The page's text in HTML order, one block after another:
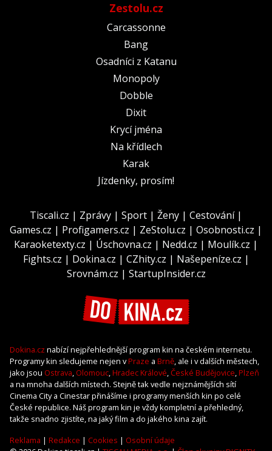
Zestolu.cz
Carcassonne
Bang
Osadníci z Katanu
Monopoly
Dobble
Dixit
Krycí jména
Na křídlech
Karak
Jízdenky, prosím!
Tiscali.cz | Zprávy | Sport | Ženy | Cestování|
Games.cz | Profigamers.cz | ZeStolu.cz | Osobnosti.cz |
Karaoketexty.cz | Úschovna.cz | Nedd.cz | Moulík.cz |
Fights.cz | Dokina.cz | CZhity.cz | Našepeníze.cz |
Srovnám.cz | StartupInsider.cz
Dokina.cz nabízí nejpřehlednější program kin na českém internetu.
Programy kin sledujeme nejen vPraze a Brně, ale i v dalších městech,
jako jsou Ostrava, Olomouc,Hradec Králové,České Budějovice,Plzeň
a na mnoha dalších místech. Stejně tak vedle nejznámějších sítí
Cinema City a Cinestar přinášíme i programy menších kin po celé
České republice. Náš program kin je vždy kompletní a přehledný,
takže snadno zjistíte, na jaký film a do jakého kina zajít.
Reklama | Redakce | Cookies | Osobní údaje